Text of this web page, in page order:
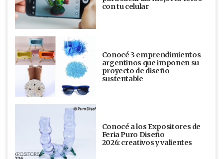
con tu celular
Conocé 3 emprendimientos
argentinos que imponen su
proyecto de diseño
sustentable
Conocé a los Expositores de
Feria Puro Diseño
2026: creativos y valientes